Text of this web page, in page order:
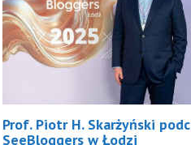
Prof. Piotr H. Skarżyński
SeeBloggers w Łodzi